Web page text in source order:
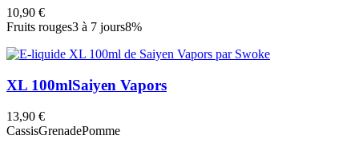
10,90 €
Fruits rouges3 à 7 jours8%
XL 100mlSaiyen Vapors
13,90 €
CassisGrenadePomme